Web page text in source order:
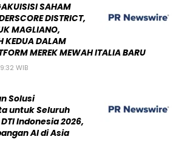
SAHAM
DISTRICT,
MAGLIANO,
KEDUA DALAM
MEREK MEWAH ITALIA BARU
WIB
Solusi
untuk Seluruh
Indonesia 2026,
AI di Asia